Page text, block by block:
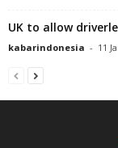
UK to allow
kabarindonesia - 11